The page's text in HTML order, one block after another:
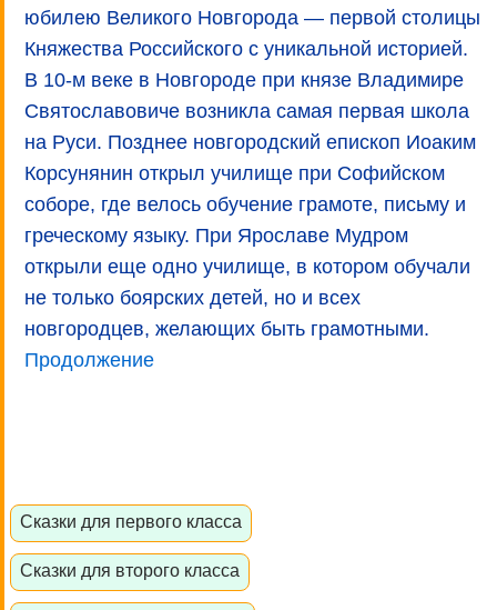
юбилею Великого Новгорода — первой столицы
Княжества Российского с уникальной историей.
В 10-м веке в Новгороде при князе Владимире
Святославовиче возникла самая первая школа
на Руси. Позднее новгородский епископ Иоаким
Корсунянин открыл училище при Софийском
соборе, где велось обучение грамоте, письму и
греческому языку. При Ярославе Мудром
открыли еще одно училище, в котором обучали
не только боярских детей, но и всех
новгородцев, желающих быть грамотными.
Продолжение
Сказки для первого класса
Сказки для второго класса